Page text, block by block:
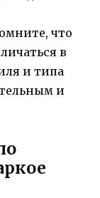
что
в
и типа
и